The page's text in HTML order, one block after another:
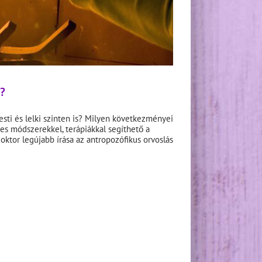
és lelki szinten is? Milyen következményei
módszerekkel, terápiákkal segíthető a
legújabb írása az antropozófikus orvoslás